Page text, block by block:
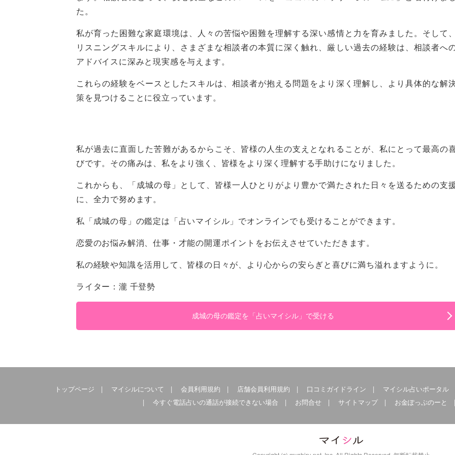
た。
私が育った困難な家庭環境は、人々の苦悩や困難を理解する深い感情と力を育みました。そして、
リスニングスキルにより、さまざまな相談者の本質に深く触れ、厳しい過去の経験は、相談者へ
アドバイスに深みと現実感を与えます。
これらの経験をベースとしたスキルは、相談者が抱える問題をより深く理解し、より具体的な解
策を見つけることに役立っています。
私が過去に直面した苦難があるからこそ、皆様の人生の支えとなれることが、私にとって最高の
びです。その痛みは、私をより強く、皆様をより深く理解する手助けになりました。
これからも、「成城の母」として、皆様一人ひとりがより豊かで満たされた日々を送るための支
に、全力で努めます。
私「成城の母」の鑑定は「占いマイシル」でオンラインでも受けることができます。
恋愛のお悩み解消、仕事・才能の開運ポイントをお伝えさせていただきます。
私の経験や知識を活用して、皆様の日々が、より心からの安らぎと喜びに満ち溢れますように。
ライター：瀧 千登勢
成城の母の鑑定を「占いマイシル」で受ける
トップページ | マイシルについて | 会員利用規約 | 店舗会員利用規約 | 口コミガイドライン | マイシル占いポータル
| 今すぐ電話占いの通話が接続できない場合 | お問合せ| サイトマップ| お金ぽっぷのーと